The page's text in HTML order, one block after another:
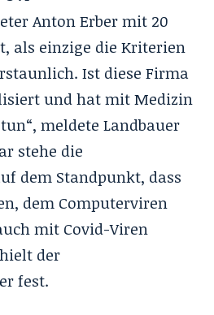
Anton Erber mit 20
als einzige die Kriterien
Ist diese Firma
und hat mit Medizin
meldete Landbauer
stehe die
dem Standpunkt, dass
dem Computerviren
mit Covid-Viren
der
fest.